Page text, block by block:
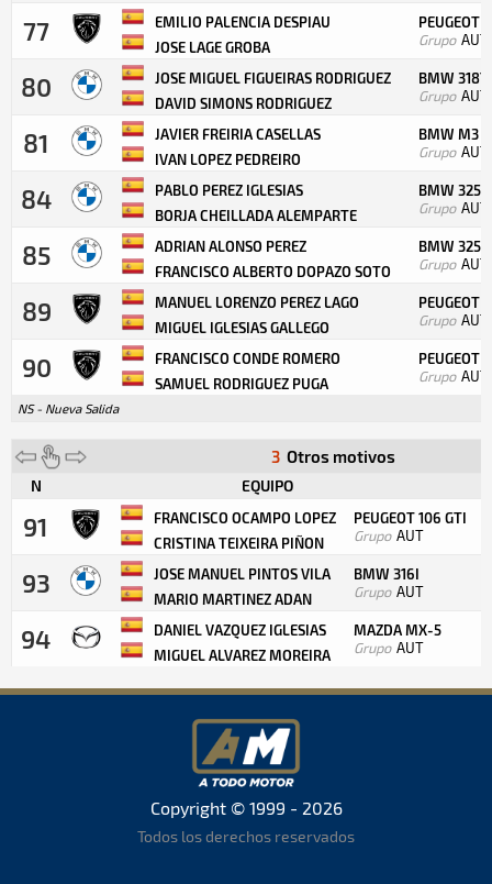
77
EMILIO PALENCIA DESPIAU
JOSE LAGE GROBA
PEUGEOT
Grupo AUT
80
JOSE MIGUEL FIGUEIRAS RODRIGUEZ
DAVID SIMONS RODRIGUEZ
BMW
Grupo AUT
81
JAVIER FREIRIA CASELLAS
IVAN LOPEZ PEDREIRO
BMW M3
Grupo AUT
84
PABLO PEREZ IGLESIAS
BORJA CHEILLADA ALEMPARTE
BMW 325I
Grupo AUT
85
ADRIAN ALONSO PEREZ
FRANCISCO ALBERTO DOPAZO SOTO
BMW 325I
Grupo AUT
89
MANUEL LORENZO PEREZ LAGO
MIGUEL IGLESIAS GALLEGO
PEUGEOT
Grupo AUT
90
FRANCISCO CONDE ROMERO
SAMUEL RODRIGUEZ PUGA
PEUGEOT
Grupo AUT
NS - Nueva Salida
3 Otros motivos
N EQUIPO
91
FRANCISCO OCAMPO LOPEZ
CRISTINA TEIXEIRA PIÑON
PEUGEOT 106 GTI
Grupo AUT
93
JOSE MANUEL PINTOS VILA
MARIO MARTINEZ ADAN
BMW 316I
Grupo AUT
94
DANIEL VAZQUEZ IGLESIAS
MIGUEL ALVAREZ MOREIRA
MAZDA MX-5
Grupo AUT
Copyright © 1999 - 2026
Todos los derechos reservados